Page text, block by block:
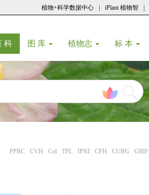
植物+科学数据中心 iPlant 植物智
科(current)
图 库 植物志 标 本
PPBC CVH Col TPL IPNI CFH CUBG GBIF